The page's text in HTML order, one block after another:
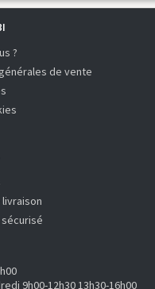
?
de vente
livraison
sécurisé
9h00-12h30 13h30-16h00